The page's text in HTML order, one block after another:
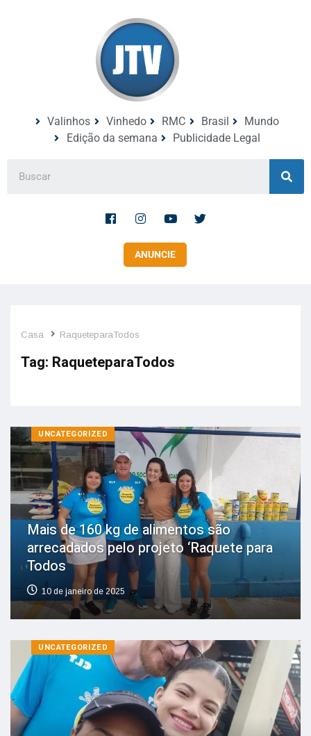
Valinhos Vinhedo RMC Brasil
Mundo
Edição da semana
Publicidade Legal
ANUNCIE
Casa RaqueteparaTodos
Tag: RaqueteparaTodos
UNCATEGORIZED
Mais de 160 kg de alimentos são
arrecadados pelo projeto ‘Raquete para
Todos
10 de janeiro de 2025
UNCATEGORIZED